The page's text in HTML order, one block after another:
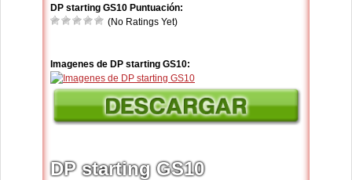
DP starting GS10 Puntuación:
(No Ratings Yet)
Imagenes de DP starting GS10:
DP starting GS10